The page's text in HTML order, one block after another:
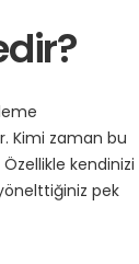
Kimi zaman bu
kendinizi
pek